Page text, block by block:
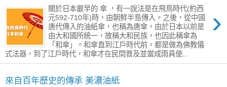
›
關於日本最早的 傘 ，有一說法是在飛鳥時代(約西
元592-710年)時，由朝鮮半島傳入。之後，從中國
唐代傳入的油紙傘，也稱為唐傘，由於日本以前是
由大和國所統一，故稱大和民族，也因此稱傘為
「和傘」。和傘直到江戶時代前，都是做為佛教儀
式法器，到了江戶時代，和傘才在民間普及並當成雨具使...
來自百年歷史的傳承 美濃油紙